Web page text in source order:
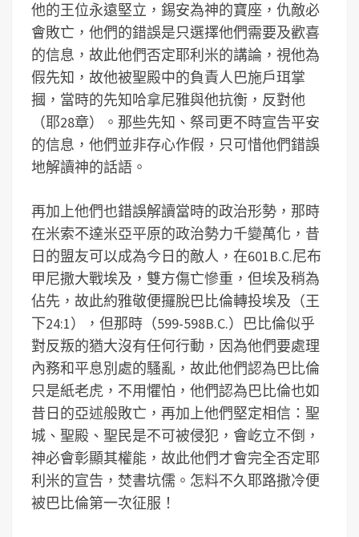
他的王位永遠堅立，錫安為神的寶座，仇敵必
會敗亡，他們的錯誤是只選擇他們需要及歡喜
的信息，故此他們否定耶利米的講論，視他為
假先知，故他被聖殿中的負責人巴施戶珥掌
摑，當時的先知哈拿尼雅與他抗衡，反對他
（耶28章）。那些先知、祭司更不時宣告平安
的信息，他們並非存心作假，只可惜他們錯誤
地解讀神的話語。
再加上他們也錯誤解讀當時的政治形勢，那時
在米索不達米亞平原的政治勢力千變萬化，昔
日的盟友可以成為今日的敵人，在601B.C.尼布
甲尼撒大戰埃及，雙方傷亡慘重，但埃及稍為
佔先，故此約雅敬便攞脫巴比倫轉投埃及（王
下24:1），但那時（599-598B.C.）巴比倫似乎
對反叛的猶大沒有任何行動，因為他們要處理
內務和平息別處的騷亂，故此他們認為巴比倫
只是紙老虎，不用懼怕，他們認為巴比倫也如
昔日的亞述般敗亡，再加上他們堅定相信：聖
城、聖殿、聖民是不可被侵犯，會屹立不倒，
神必會彰顯其權能，故此他們才會完全否定耶
利米的宣告，焚書坑儒。怎料不久耶路撒冷便
被巴比倫第一次征服！